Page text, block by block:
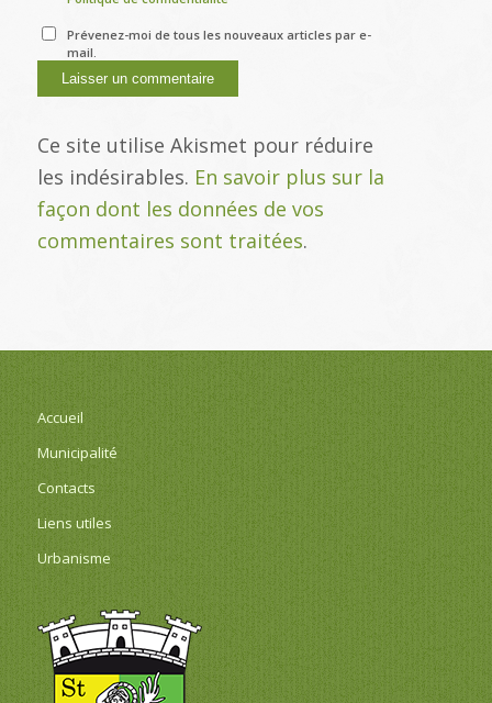
Prévenez-moi de tous les nouveaux articles par e-
mail.
Ce site utilise Akismet pour réduire
les indésirables. En savoir plus sur la
façon dont les données de vos
commentaires sont traitées.
Accueil
Municipalité
Contacts
Liens utiles
Urbanisme